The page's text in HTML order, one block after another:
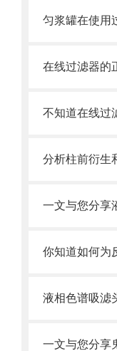
在线过滤器的
不知道在线过
分析柱前衍生
一文与您分享